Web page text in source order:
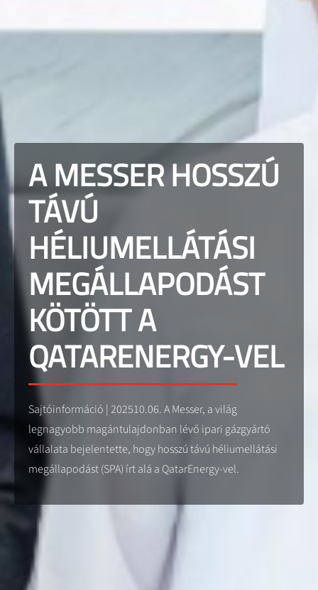
A MESSER HOSSZÚ
TÁVÚ
HÉLIUMELLÁTÁSI
MEGÁLLAPODÁST
KÖTÖTT A
QATARENERGY-VEL
Sajtóinformáció | 202510.06. A Messer, a világ
legnagyobb magántulajdonban lévő ipari gázgyártó
vállalata bejelentette, hogy hosszú távú héliumellátási
megállapodást (SPA) írt alá a QatarEnergy-vel.